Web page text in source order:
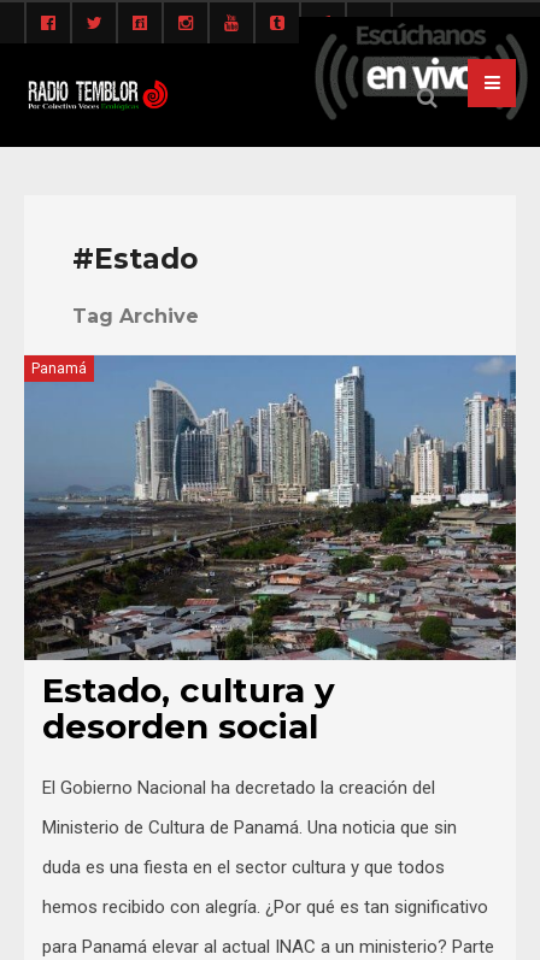
#Estado
Tag Archive
Panamá
Estado, cultura y
desorden social
El Gobierno Nacional ha decretado la creación del
Ministerio de Cultura de Panamá. Una noticia que sin
duda es una fiesta en el sector cultura y que todos
hemos recibido con alegría. ¿Por qué es tan significativo
para Panamá elevar al actual INAC a un ministerio? Parte